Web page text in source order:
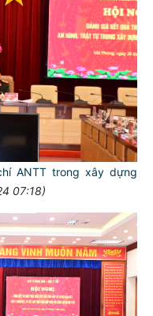
ANTT trong xây dựng
07:18)